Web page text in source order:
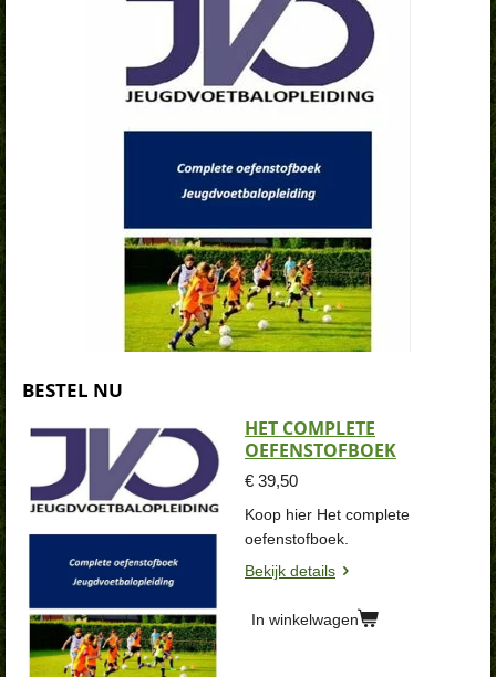
BESTEL NU
HET COMPLETE
OEFENSTOFBOEK
€ 39,50
Koop hier Het complete
oefenstofboek.
Bekijk details
In winkelwagen